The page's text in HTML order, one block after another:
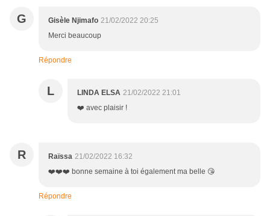
G Gisèle Njimafo 21/02/2022 20:25
Merci beaucoup
Répondre
L LINDA ELSA 21/02/2022 21:01
❤️ avec plaisir !
R Raïssa 21/02/2022 16:32
❤️❤️❤️ bonne semaine à toi également ma belle 😘
Répondre